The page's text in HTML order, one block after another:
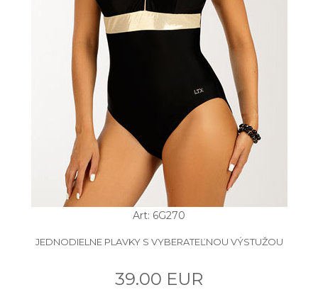
Art: 6G270
JEDNODIELNE PLAVKY S VYBERATEĽNOU VÝSTUŽOU
39.00 EUR